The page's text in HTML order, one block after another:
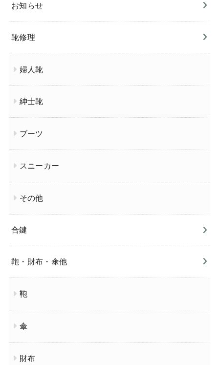
お知らせ
靴修理
婦人靴
紳士靴
ブーツ
スニーカー
その他
合鍵
鞄・財布・傘他
鞄
傘
財布